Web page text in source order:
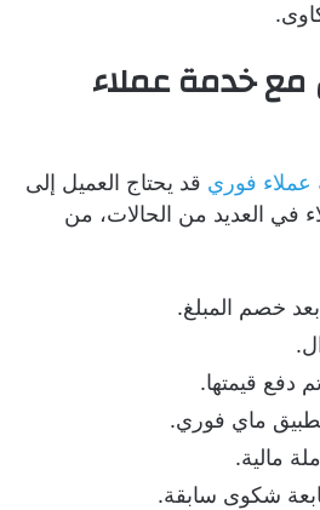
مع خدمة عملاء
عملاء فوري قد يحتاج العميل إلى
في العديد من الحالات، من
خصم المبلغ.
دفع قيمتها.
ماي فوري.
مالية.
شكوى سابقة.